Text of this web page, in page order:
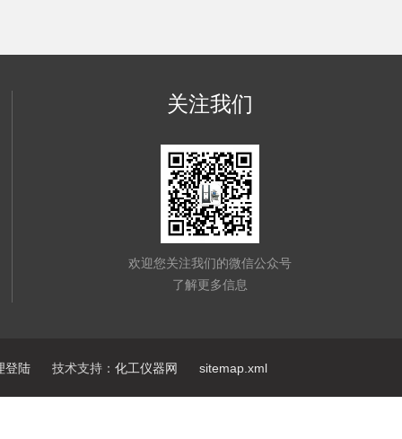
关注我们
欢迎您关注我们的微信公众号
了解更多信息
登陆技术支持： 化工仪器网 sitemap.xml